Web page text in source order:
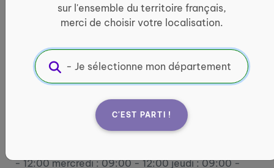
sur l'ensemble du territoire français,
merci de choisir votre localisation.
C'EST PARTI !
France services du Pays de
Fontenay-Vendée
INFORMATIQUE ET ACCÈS AUX DROITS
Informations pratiques :
- 12:00 mercredi : 09:00 - 12:00 jeudi : 09:00 -